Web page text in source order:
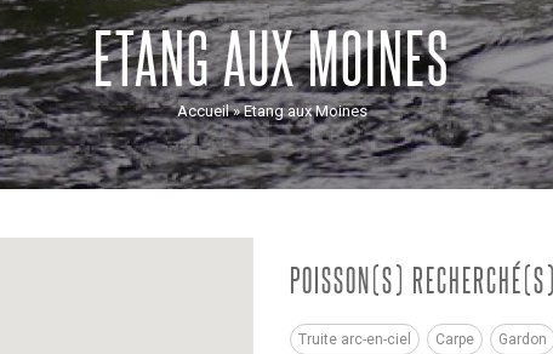
ETANG AUX MOINES
Accueil»Etang aux Moines
POISSON(S) RECHERCHÉ(S)
Truite arc-en-ciel Carpe Gardon